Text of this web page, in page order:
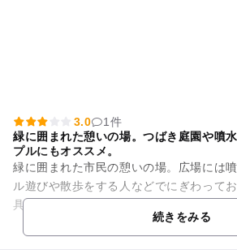
3.0
1件
緑に囲まれた憩いの場。つばき庭園や噴
プルにもオススメ。
緑に囲まれた市民の憩いの場。広場には
ル遊びや散歩をする人などでにぎわって
具も新設されています。また呉市で行わ
お祭りの会場となっているの...続きをみる